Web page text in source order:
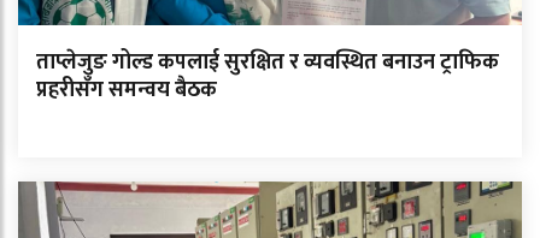
ताप्लेजुङ गोल्ड कपलाई सुरक्षित र व्यवस्थित बनाउन ट्राफिक
प्रहरीसँग समन्वय बैठक